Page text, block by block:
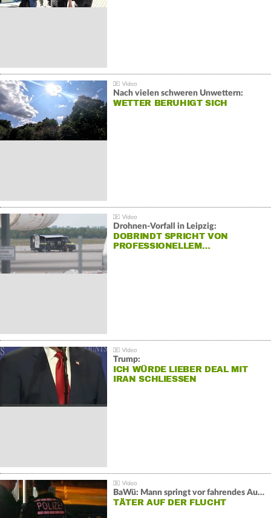
Nach vielen schweren Unwettern:
WETTER BERUHIGT SICH
Drohnen-Vorfall in Leipzig:
DOBRINDT SPRICHT VON
PROFESSIONELLEM…
Trump:
ICH WÜRDE LIEBER DEAL MIT
IRAN SCHLIESSEN
BaWü: Mann springt vor fahrendes Auto und schießt
TÄTER AUF DER FLUCHT